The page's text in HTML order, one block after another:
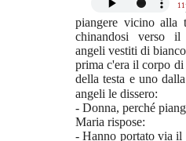
11
piangere vicino alla
chinandosi verso
angeli vestiti di
prima c'era il corpo
della testa e uno
angeli le dissero:
- Donna, perché
Maria rispose:
- Hanno portato via il